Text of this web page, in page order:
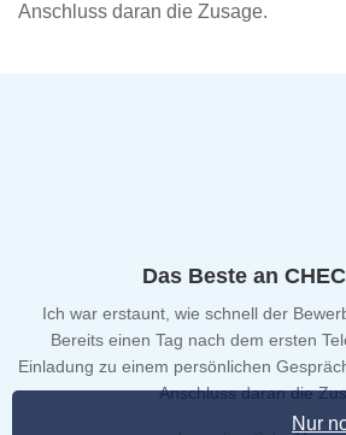
Nur
Anschluss daran die Zusage.
Das Beste an
Ich war erstaunt, wie schnell der
Bereits einen Tag nach dem ersten
Einladung zu einem persönlichen
Anschluss daran die